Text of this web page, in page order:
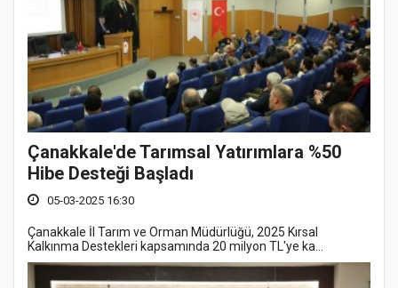
Çanakkale'de Tarımsal Yatırımlara %50
Hibe Desteği Başladı
05-03-2025 16:30
Çanakkale İl Tarım ve Orman Müdürlüğü, 2025 Kırsal
Kalkınma Destekleri kapsamında 20 milyon TL'ye ka...